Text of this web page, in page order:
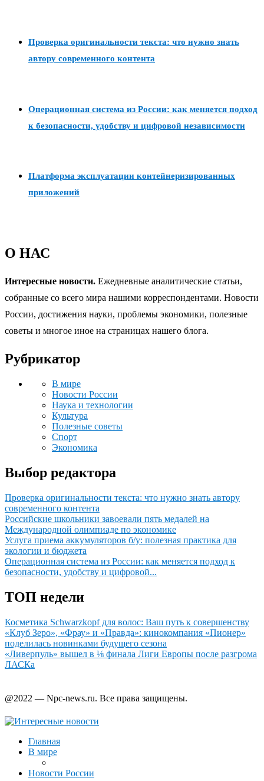
Проверка оригинальности текста: что нужно знать
автору современного контента
Операционная система из России: как меняется подход
к безопасности, удобству и цифровой независимости
Платформа эксплуатации контейнеризированных
приложений
О НАС
Интересные новости. Ежедневные аналитические статьи,
собранные со всего мира нашими корреспондентами. Новости
России, достижения науки, проблемы экономики, полезные
советы и многое иное на страницах нашего блога.
Рубрикатор
В мире
Новости России
Наука и технологии
Культура
Полезные советы
Спорт
Экономика
Выбор редактора
Проверка оригинальности текста: что нужно знать автору
современного контента
Российские школьники завоевали пять медалей на
Международной олимпиаде по экономике
Услуга приема аккумуляторов б/у: полезная практика для
экологии и бюджета
Операционная система из России: как меняется подход к
безопасности, удобству и цифровой...
ТОП недели
Косметика Schwarzkopf для волос: Ваш путь к совершенству
«Клуб Зеро», «Фрау» и «Правда»: кинокомпания «Пионер»
поделилась новинками будущего сезона
«Ливерпуль» вышел в ⅛ финала Лиги Европы после разгрома
ЛАСКа
@2022 — Npc-news.ru. Все права защищены.
Главная
В мире
Новости России